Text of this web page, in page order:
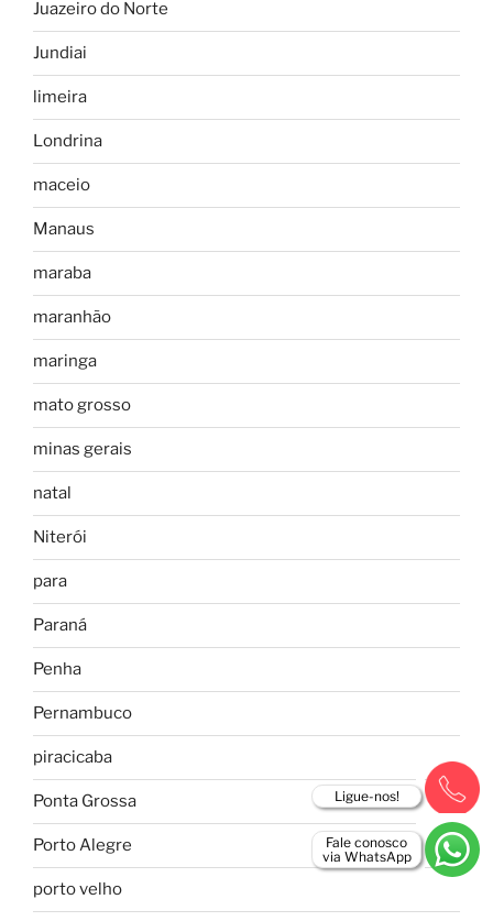
Fale conosco
via WhatsApp
Ligue-nos!
Juazeiro do Norte
Jundiai
limeira
Londrina
maceio
Manaus
maraba
maranhão
maringa
mato grosso
minas gerais
natal
Niterói
para
Paraná
Penha
Pernambuco
piracicaba
Ponta Grossa
Porto Alegre
porto velho